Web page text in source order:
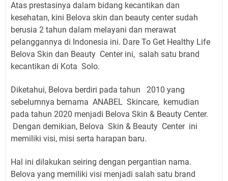
Atas prestasinya dalam bidang kecantikan dan
kesehatan, kini Belova skin dan beauty center sudah
berusia 2 tahun dalam melayani dan merawat
pelanggannya di Indonesia ini. Dare To Get Healthy Life
Belova Skin dan Beauty Center ini, salah satu brand
kecantikan di Kota Solo.
Diketahui, Belova berdiri pada tahun
2010 yang
sebelumnya bernama ANABEL Skincare, kemudian
pada tahun 2020 menjadi Belova Skin & Beauty Center.
Dengan demikian, Belova Skin & Beauty Center ini
memiliki visi, misi serta harapan baru.
Hal ini dilakukan seiring dengan pergantian nama.
Belova yang memiliki visi menjadi salah satu brand